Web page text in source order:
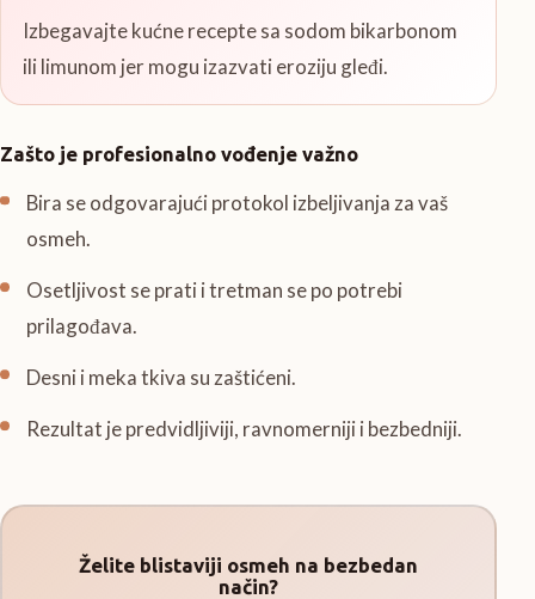
Izbegavajte kućne recepte sa sodom bikarbonom
ili limunom jer mogu izazvati eroziju gleđi.
Zašto je profesionalno vođenje važno
Bira se odgovarajući protokol izbeljivanja za vaš
osmeh.
Osetljivost se prati i tretman se po potrebi
prilagođava.
Desni i meka tkiva su zaštićeni.
Rezultat je predvidljiviji, ravnomerniji i bezbedniji.
Želite blistaviji osmeh na bezbedan
način?